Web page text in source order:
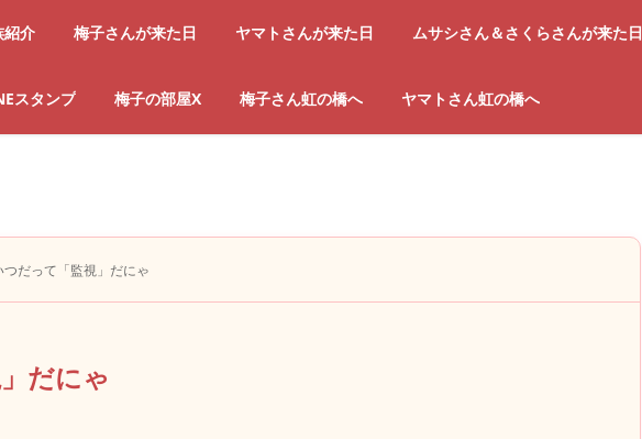
紹介 梅子さんが来た日 ヤマトさんが来た日 ムサシさん＆さくらさんが来た日
スタンプ 梅子の部屋X 梅子さん虹の橋へ ヤマトさん虹の橋へ
つだって「監視」だにゃ
だにゃ